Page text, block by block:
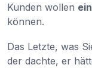
Kunden wollen
können.
Das Letzte, was
der dachte, er